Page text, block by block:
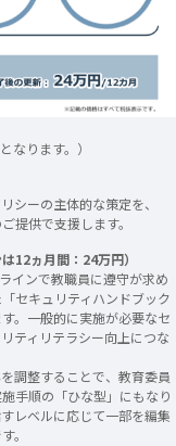
なります。）
シーの主体的な策定を、
提供で支援します。​
12ヵ月間：24万円）
インで教職員に遵守が求め
セキュリティハンドブック
。一般的に実施が必要なセ
ティリテラシー向上につな
調整することで、教育委員
手順の「ひな型」にもなり
レベルに応じて一部を編集
。​